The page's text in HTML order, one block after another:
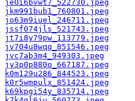
je0i6bvwt7_522730.jpeg
jkm991bub1_760801.jpeg
jo63m9iuel_246711.jpeg
jssf074jls_521743.jpeg
jt7i8y79pw_113779.jpeg
jv704u8wqq_851546.jpeg
jvc7ab3m4_949303.jpeg
jy3p0p880o_667187.jpeg
k0m129u286_844523.jpeg
k0r5wmpulx_851424.jpeg
k69kpgi54y_835714.jpeg